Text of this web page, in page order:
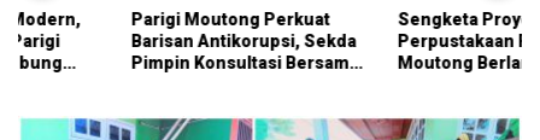
Parigi Moutong Perkuat
Barisan Antikorupsi, Sekda
Pimpin Konsultasi Bersama
Sengketa Proyek
Perpustakaan Parigi
Moutong Berlanjut,
dengan Dana Pribadi